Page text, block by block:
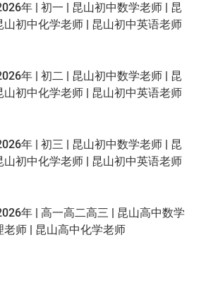
年 | 初一 | 昆山初中数学老师 | 昆
山初中化学老师 | 昆山初中英语老师
年 | 初二 | 昆山初中数学老师 | 昆
山初中化学老师 | 昆山初中英语老师
年 | 初三 | 昆山初中数学老师 | 昆
山初中化学老师 | 昆山初中英语老师
年 | 高一高二高三 | 昆山高中数学
师 | 昆山高中化学老师